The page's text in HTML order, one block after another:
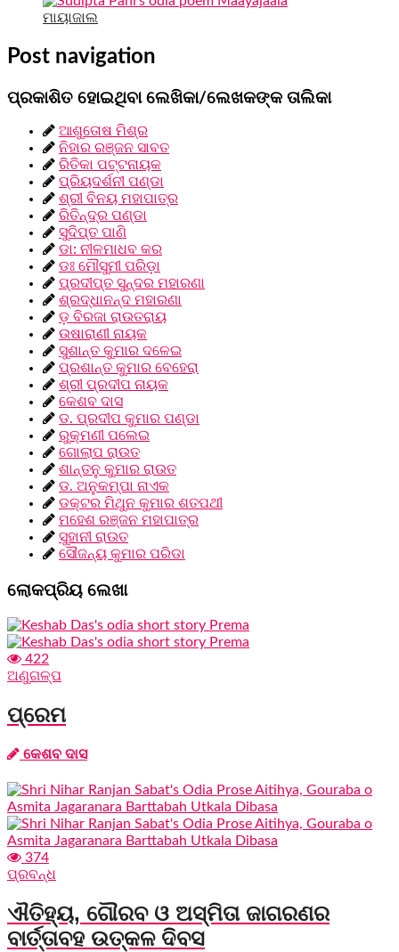
ମାୟାଜାଲ
Post navigation
ପ୍ରକାଶିତ ହୋଇଥିବା ଲେଖିକା/ଲେଖକଙ୍କ ତାଲିକା
ଆଶୁତୋଷ ମିଶ୍ର
ନିହାର ରଞ୍ଜନ ସାବତ
ରିତିକା ପଟ୍ଟନାୟକ
ପ୍ରିୟଦର୍ଶନୀ ପଣ୍ଡା
ଶ୍ରୀ ବିନୟ ମହାପାତ୍ର
ରିତିନ୍ଦ୍ର ପଣ୍ଡା
ସୁଦିପ୍ତ ପାଣି
ଡା: ନୀଳମାଧବ କର
ଡଃ ମୌସୁମୀ ପରିଡ଼ା
ପ୍ରଦୀପ୍ତ ସୁନ୍ଦର ମହାରଣା
ଶ୍ରଦ୍ଧାନନ୍ଦ ମହାରଣା
ଡ଼ ବିରଜା ରାଉତରାୟ
ଉଷାରାଣୀ ନାୟକ
ସୁଶାନ୍ତ କୁମାର ଦଳେଇ
ପ୍ରଶାନ୍ତ କୁମାର ବେହେରା
ଶ୍ରୀ ପ୍ରଦୀପ ନାୟକ
କେଶବ ଦାସ
ଡ. ପ୍ରଦୀପ କୁମାର ପଣ୍ଡା
ରୁକ୍ମଣୀ ପଲେଇ
ଗୋଲାପ ରାଉତ
ଶାନ୍ତନୁ କୁମାର ରାଉତ
ଡ. ଅନୁକମ୍ପା ନାଏକ
ଡକ୍ଟର ମିଥୁନ କୁମାର ଶତପଥୀ
ମହେଶ ରଞ୍ଜନ ମହାପାତ୍ର
ସୁହାନୀ ରାଉତ
ସୌଜନ୍ୟ କୁମାର ପରିଡା
ଲୋକପ୍ରିୟ ଲେଖା
422
ଅଣୁଗଳ୍ପ
ପ୍ରେମ
କେଶବ ଦାସ
374
ପ୍ରବନ୍ଧ
ଐତିହ୍ୟ, ଗୌରବ ଓ ଅସ୍ମିତା ଜାଗରଣର
ବାର୍ତ୍ତାବହ ଉତ୍କଳ ଦିବସ